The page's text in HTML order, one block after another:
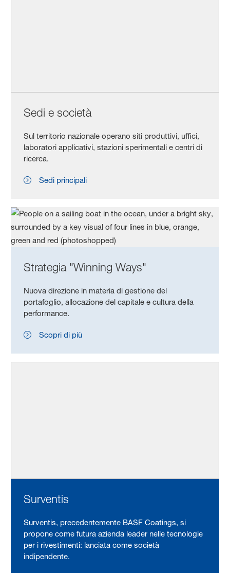
Sedi e società
Sul territorio nazionale operano siti produttivi, uffici,
laboratori applicativi, stazioni sperimentali e centri di
ricerca.
Sedi principali
Strategia "Winning Ways"
Nuova direzione in materia di gestione del
portafoglio, allocazione del capitale e cultura della
performance.
Scopri di più
Surventis
Surventis, precedentemente BASF Coatings, si
propone come futura azienda leader nelle tecnologie
per i rivestimenti: lanciata come società
indipendente.